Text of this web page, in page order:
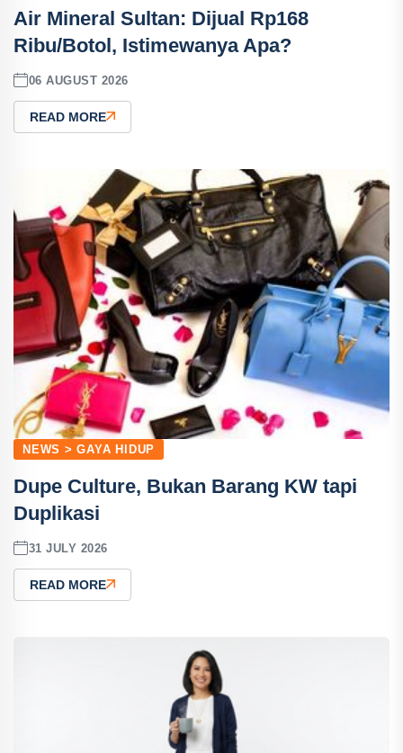
Air Mineral Sultan: Dijual Rp168
Ribu/Botol, Istimewanya Apa?
06 AUGUST 2026
READ MORE
NEWS > GAYA HIDUP
Dupe Culture, Bukan Barang KW tapi
Duplikasi
31 JULY 2026
READ MORE